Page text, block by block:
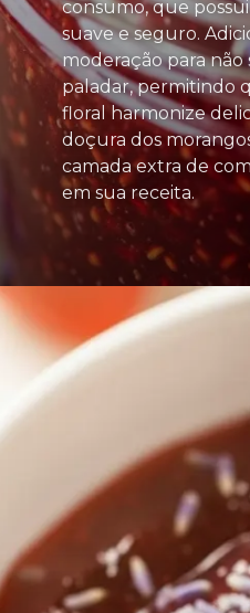
consumo, que
suave e seguro.
moderação para
paladar, permitindo
floral harmonize
doçura dos
camada extra de
em sua receita.